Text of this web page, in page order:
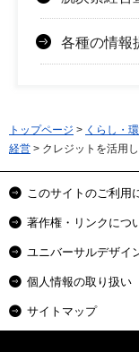
各種の情報
トップページ > くらし・
経営 > クレジットを活用
このサイトのご利用
著作権・リンクにつ
ユニバーサルデザイ
個人情報の取り扱い
サイトマップ